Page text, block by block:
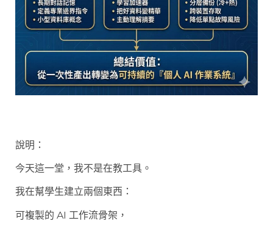
說明：
今天這一堂，我不是在教工具。
我在幫學生建立兩個東西：
可複製的 AI 工作流骨架，